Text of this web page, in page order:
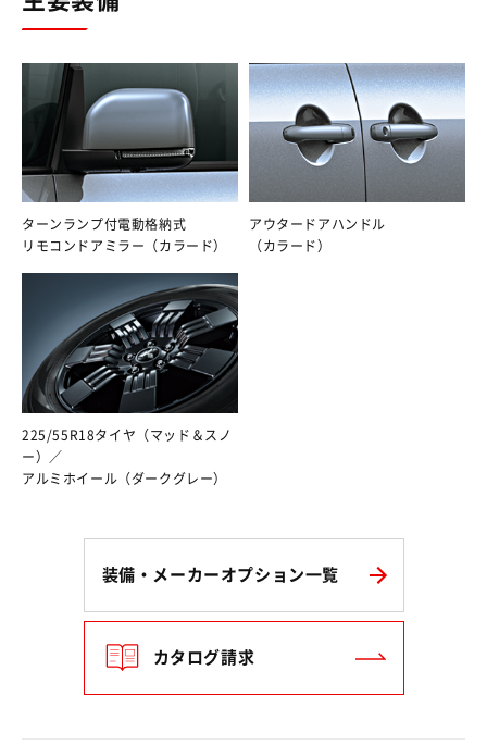
ターンランプ付電動格納式
リモコンドアミラー（カラード）
アウタードアハンドル
（カラード）
225/55R18タイヤ（マッド＆スノ
ー）／
アルミホイール（ダークグレー）
装備・メーカーオプション一覧
カタログ請求